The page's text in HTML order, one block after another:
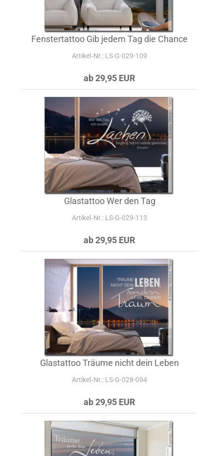
Fenstertattoo Gib jedem Tag die Chance
Artikel‑Nr.: LS-G-029-109
ab 29,95 EUR
Glastattoo Wer den Tag
Artikel‑Nr.: LS-G-029-113
ab 29,95 EUR
Glastattoo Träume nicht dein Leben
Artikel‑Nr.: LS-G-028-094
ab 29,95 EUR